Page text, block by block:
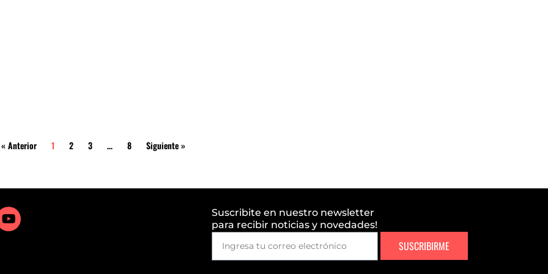
« Anterior 1 2 3 … 8 Siguiente »
Suscribite en nuestro newsletter
para recibir noticias y novedades!
SUSCRIBIRME